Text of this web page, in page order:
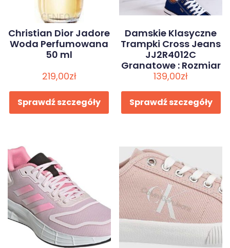
Christian Dior Jadore
Woda Perfumowana
50 ml
219,00zł
Sprawdź szczegóły
Damskie Klasyczne
Trampki Cross Jeans
JJ2R4012C
Granatowe : Rozmiar
– 41
139,00zł
Sprawdź szczegóły